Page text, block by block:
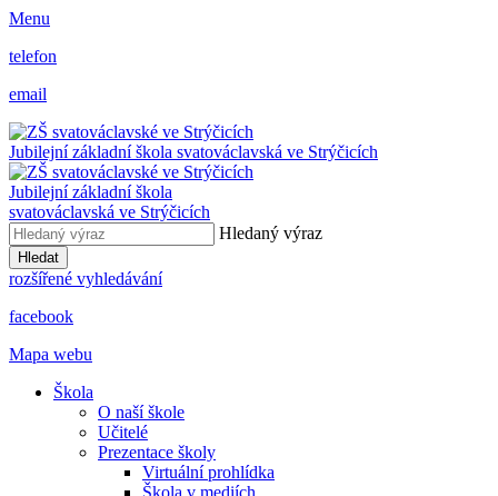
Menu
telefon
email
Jubilejní základní škola svatováclavská ve Strýčicích
Jubilejní základní škola
svatováclavská ve Strýčicích
Hledaný výraz
Hledat
rozšířené vyhledávání
facebook
Mapa webu
Škola
O naší škole
Učitelé
Prezentace školy
Virtuální prohlídka
Škola v mediích